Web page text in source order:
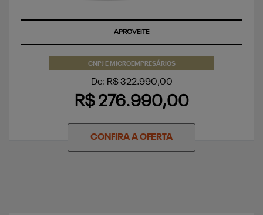
APROVEITE
CNPJ E MICROEMPRESÁRIOS
De: R$ 322.990,00
R$ 276.990,00
CONFIRA A OFERTA